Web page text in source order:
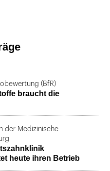
(BfR)
braucht die
der Medizinische
heute ihren Betrieb